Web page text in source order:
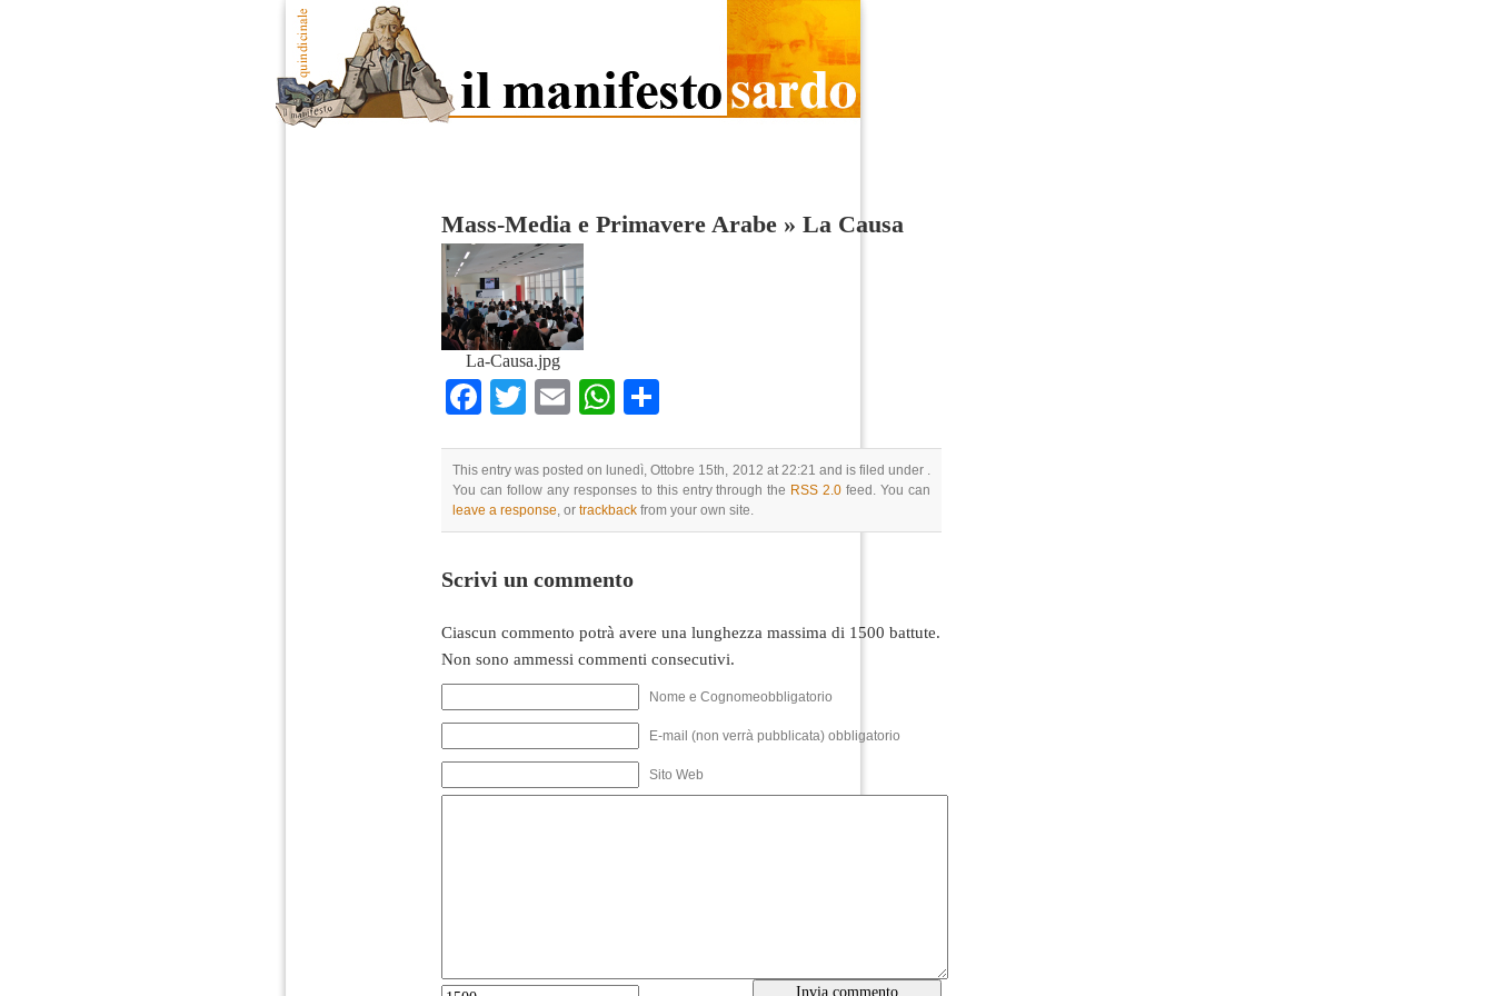
Mass-Media e Primavere Arabe » La Causa
La-Causa.jpg
Facebook
TwitterEmailWhatsApp
This entry was posted on lunedì, Ottobre 15th, 2012 at 22:21 and is filed under .
You can follow any responses to this entry through the RSS 2.0 feed. You can
leave a response, or trackback from your own site.
Scrivi un commento
Ciascun commento potrà avere una lunghezza massima di 1500 battute.
Non sono ammessi commenti consecutivi.
Nome e Cognomeobbligatorio
E-mail (non verrà pubblicata) obbligatorio
Sito Web